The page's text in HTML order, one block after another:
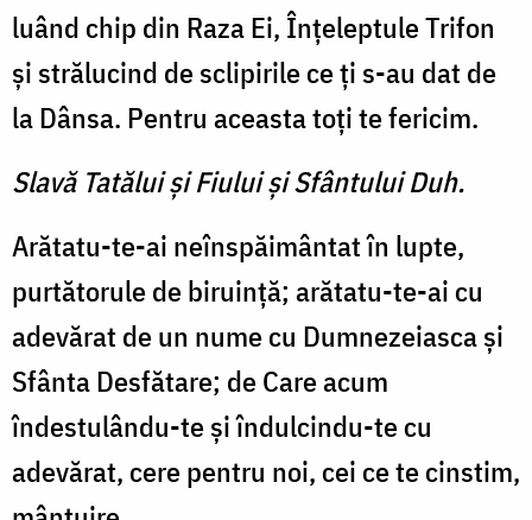
luând chip din Raza Ei, Înţeleptule Trifon
şi strălucind de sclipirile ce ţi s-au dat de
la Dânsa. Pentru aceasta toţi te fericim.
Slavă Tatălui şi Fiului şi Sfântului Duh.
Arătatu-te-ai neînspăimântat în lupte,
purtătorule de biruinţă; arătatu-te-ai cu
adevărat de un nume cu Dumnezeiasca şi
Sfânta Desfătare; de Care acum
îndestulându-te şi îndulcindu-te cu
adevărat, cere pentru noi, cei ce te cinstim,